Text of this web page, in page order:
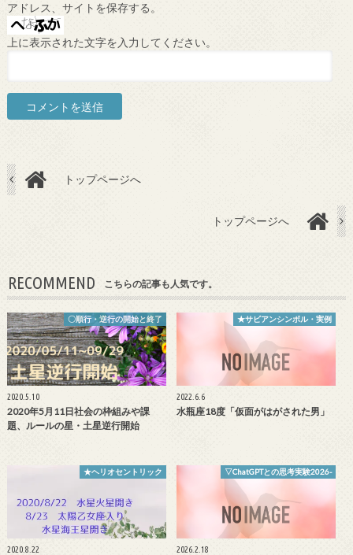
アドレス、サイトを保存する。
上に表示された文字を入力してください。
トップページへ
トップページへ
RECOMMEND こちらの記事も人気です。
〇順行・逆行の開始と終了
2020.5.10
2020年5月11日社会の枠組みや課
題、ルールの星・土星逆行開始
★サビアンシンボル・実例
2022.6.6
水瓶座18度「仮面がはがされた男」
★ヘリオセントリック
2020.8.22
▽ChatGPTとの思考実験2026-
2026.2.18